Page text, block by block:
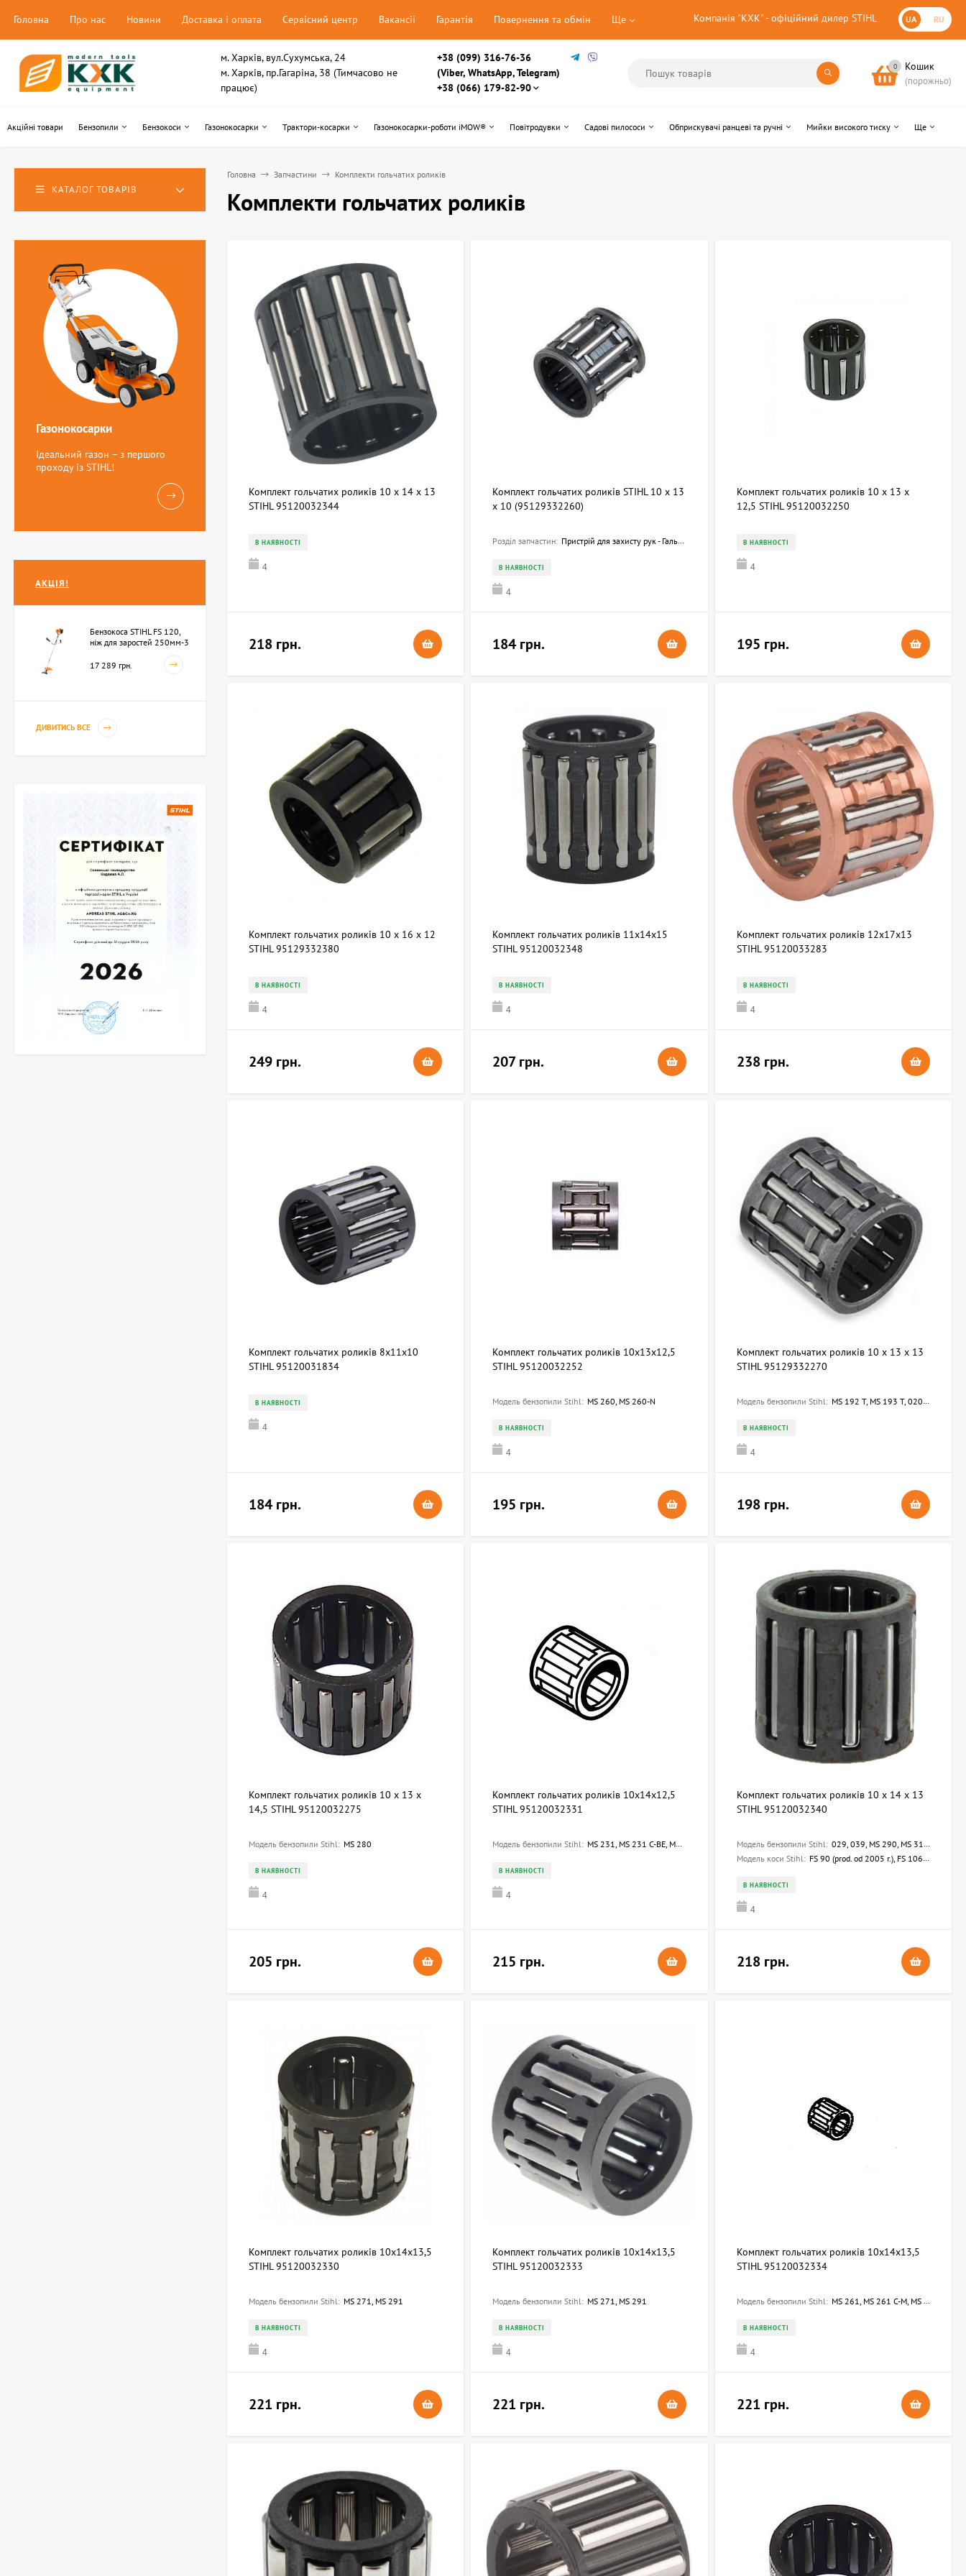
Компанія "КХК" - офіційний дилер STIHL UA RU
Головна Про нас Новини Доставка і оплата Сервісний центр Вакансії Гарантія Повернення та обмін Ще
м. Харків, вул.Сухумська, 24
м. Харків, пр.Гагаріна, 38 (Тимчасово не
працює)
+38 (099) 316-76-36
(Viber, WhatsApp, Telegram)
+38 (066) 179-82-90
0 Кошик
(порожньо)
Акційні товари Бензопили Бензокоси Газонокосарки Трактори-косарки Газонокосарки-роботи iMOW® Повітродувки Садові пилососи Обприскувачі ранцеві та ручні Мийки високого тиску Ще
Головна Запчастини Комплекти гольчатих роликів
Комплекти гольчатих роликів
Комплект гольчатих роликів 10 х 14 х 13
STIHL 95120032344
В НАЯВНОСТІ
4
218 грн.
Комплект гольчатих роликів STIHL 10 х 13
х 10 (95129332260)
Розділ запчастин: Пристрій для захисту рук - Гальмо пильного ланцюга
В НАЯВНОСТІ
4
184 грн.
Комплект гольчатих роликів 10 х 13 х
12,5 STIHL 95120032250
В НАЯВНОСТІ
4
195 грн.
Комплект гольчатих роликів 10 х 16 х 12
STIHL 95129332380
В НАЯВНОСТІ
4
249 грн.
Комплект гольчатих роликів 11x14x15
STIHL 95120032348
В НАЯВНОСТІ
4
207 грн.
Комплект гольчатих роликів 12х17х13
STIHL 95120033283
В НАЯВНОСТІ
4
238 грн.
Комплект гольчатих роликів 8х11х10
STIHL 95120031834
В НАЯВНОСТІ
4
184 грн.
Комплект гольчатих роликів 10x13x12,5
STIHL 95120032252
Модель бензопили Stihl: MS 260, MS 260-N
В НАЯВНОСТІ
4
195 грн.
Комплект гольчатих роликів 10 х 13 х 13
STIHL 95129332270
Модель бензопили Stihl: MS 192 T, MS 193 T, 020 T, MS 200 T, MS 194 T, MS 194 C- E, MS 192 C- E, MS 193 C-E, 009, MS 201 T, MC 200, MS 201 C-M, MS 201 TC-M, MS 150 TC-E, MS 150 C-E, MS 151 C-E, MS 151 TC-E, 012 AVEQ, 011 AVE, 009 EQ, 011 AVEQ, 009 E, 009 LQ, 012 AVTEQ, 010 AVEQ,
В НАЯВНОСТІ
4
198 грн.
Комплект гольчатих роликів 10 х 13 х
14,5 STIHL 95120032275
Модель бензопили Stihl: MS 280
В НАЯВНОСТІ
4
205 грн.
Комплект гольчатих роликів 10х14х12,5
STIHL 95120032331
Модель бензопили Stihl: MS 231, MS 231 C-BE, MS 251, MS 241 C- M, MS 212, MS 212 C-BE
В НАЯВНОСТІ
4
215 грн.
Комплект гольчатих роликів 10 х 14 х 13
STIHL 95120032340
Модель бензопили Stihl: 029, 039, MS 290, MS 310, MS 390, 034, 036, MS 360, 044, 028, 031, 028 WB, 028 Q, 028 W, 036 Arctic, 036 W, 034 S, 036 BR, 036 WVH, 044 W, 044 C, 032 AV, 032 AVE, 032 AVEQ, 032 AVEW, 032 AVEQW, 032 AVQ, 041 AVEQ, 041 AVQ, 041 AVFBQ, 041 FB, 041 G
Модель коси Stihl: FS 90 (prod. od 2005 r.), FS 106, FS 108, FS 96, FR 106, FR 108, FS 160, FS 220, FS 280, FS 360, FS 420, FS 500, FS 550, FS 180, FS 410, FS 280 K, FS 550-L, FS 220 K, FR 145 SEA, FR 135 SEA
В НАЯВНОСТІ
4
218 грн.
Комплект гольчатих роликів 10х14х13,5
STIHL 95120032330
Модель бензопили Stihl: MS 271, MS 291
В НАЯВНОСТІ
4
221 грн.
Комплект гольчатих роликів 10x14x13,5
STIHL 95120032333
Модель бензопили Stihl: MS 271, MS 291
В НАЯВНОСТІ
4
221 грн.
Комплект гольчатих роликів 10х14х13,5
STIHL 95120032334
Модель бензопили Stihl: MS 261, MS 261 C-M, MS 261 C-M VW, MS 261- VW
В НАЯВНОСТІ
4
221 грн.
КАТАЛОГ ТОВАРІВ
Газонокосарки
Ідеальний газон – з першого
проходу із STIHL!
АКЦІЯ!
Бензокоса STIHL FS 120,
ніж для заростей 250мм-3
17 289 грн.
ДИВИТИСЬ ВСЕ